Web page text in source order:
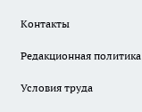
Контакты
Редакционная политика
Условия труда